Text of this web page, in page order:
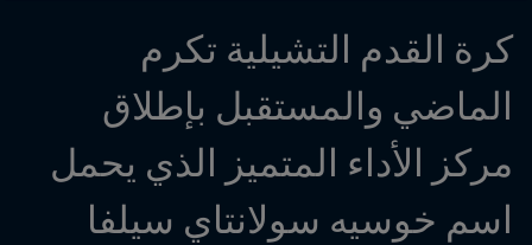
اسم خوسيه سولانتاي سيلفا